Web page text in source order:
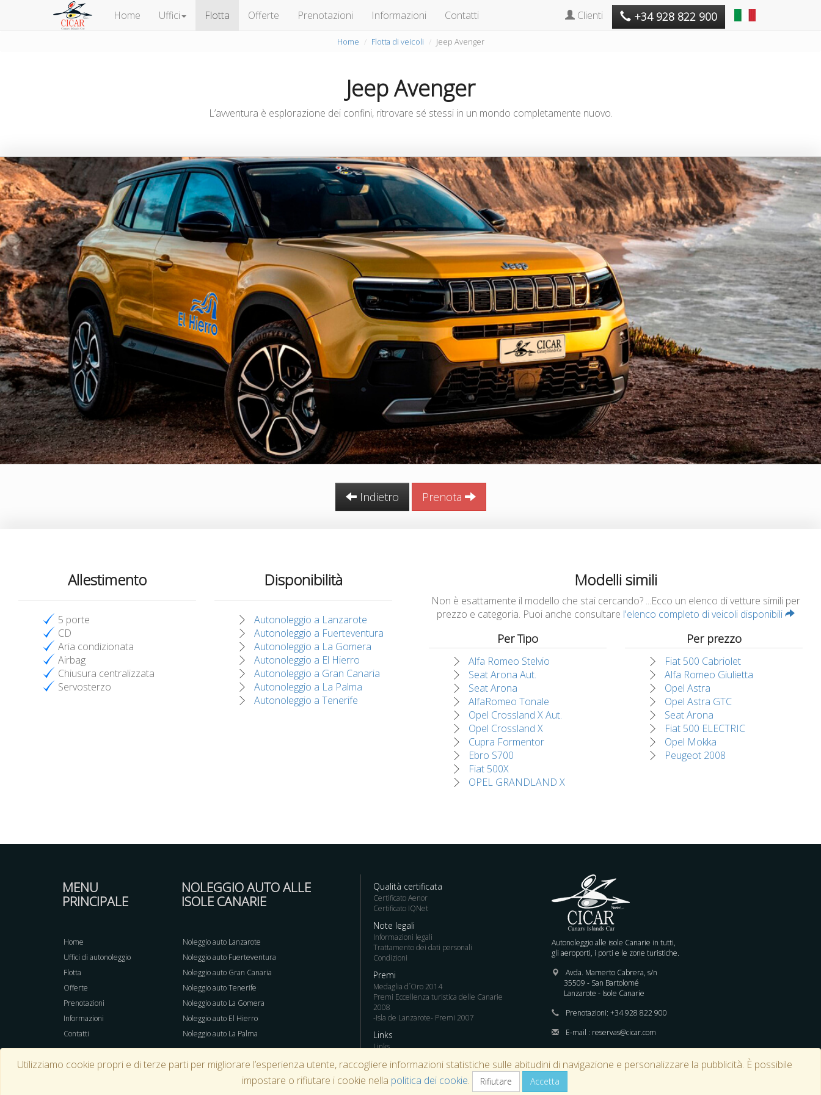
Home Uffici Flotta Offerte Prenotazioni Informazioni Contatti Clienti +34 928 822 900
Home Flotta di veicoli Jeep Avenger
Jeep Avenger
L’avventura è esplorazione dei confini, ritrovare sé stessi in un mondo completamente nuovo.
Indietro Prenota
Allestimento
5 porte
CD
Aria condizionata
Airbag
Chiusura centralizzata
Servosterzo
Disponibilità
Autonoleggio a Lanzarote
Autonoleggio a Fuerteventura
Autonoleggio a La Gomera
Autonoleggio a El Hierro
Autonoleggio a Gran Canaria
Autonoleggio a La Palma
Autonoleggio a Tenerife
Modelli simili
Non è esattamente il modello che stai cercando? ...Ecco un elenco di vetture simili per
prezzo e categoria. Puoi anche consultare l'elenco completo di veicoli disponibili
Per Tipo
Alfa Romeo Stelvio
Seat Arona Aut.
Seat Arona
AlfaRomeo Tonale
Opel Crossland X Aut.
Opel Crossland X
Cupra Formentor
Ebro S700
Fiat 500X
OPEL GRANDLAND X
Per prezzo
Fiat 500 Cabriolet
Alfa Romeo Giulietta
Opel Astra
Opel Astra GTC
Seat Arona
Fiat 500 ELECTRIC
Opel Mokka
Peugeot 2008
MENU
PRINCIPALE
Home
Uffici di autonoleggio
Flotta
Offerte
Prenotazioni
Informazioni
Contatti
NOLEGGIO AUTO ALLE
ISOLE CANARIE
Noleggio auto Lanzarote
Noleggio auto Fuerteventura
Noleggio auto Gran Canaria
Noleggio auto Tenerife
Noleggio auto La Gomera
Noleggio auto El Hierro
Noleggio auto La Palma
Qualità certificata
Certificato Aenor
Certificato IQNet
Note legali
Informazioni legali
Trattamento dei dati personali
Condizioni
Premi
Medaglia d´Oro 2014
Premi Eccellenza turistica delle Canarie
2008
-Isla de Lanzarote- Premi 2007
Links
Links
Autonoleggio alle isole Canarie in tutti,
gli aeroporti, i porti e le zone turistiche.
Avda. Mamerto Cabrera, s/n
35509 - San Bartolomé
Lanzarote - Isole Canarie
Prenotazioni: +34 928 822 900
E-mail : reservas@cicar.com
Utilizziamo cookie propri e di terze parti per migliorare l’esperienza utente, raccogliere informazioni statistiche sulle abitudini di navigazione e personalizzare la pubblicità. È possibile
impostare o rifiutare i cookie nella politica dei cookie. Rifiutare Accetta